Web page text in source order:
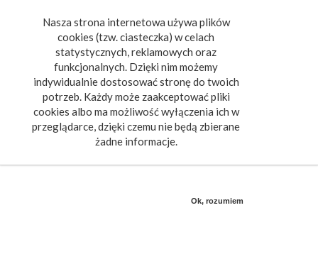
Nasza strona internetowa używa plików
cookies (tzw. ciasteczka) w celach
statystycznych, reklamowych oraz
funkcjonalnych. Dzięki nim możemy
indywidualnie dostosować stronę do twoich
potrzeb. Każdy może zaakceptować pliki
cookies albo ma możliwość wyłączenia ich w
przeglądarce, dzięki czemu nie będą zbierane
żadne informacje.
Ok, rozumiem